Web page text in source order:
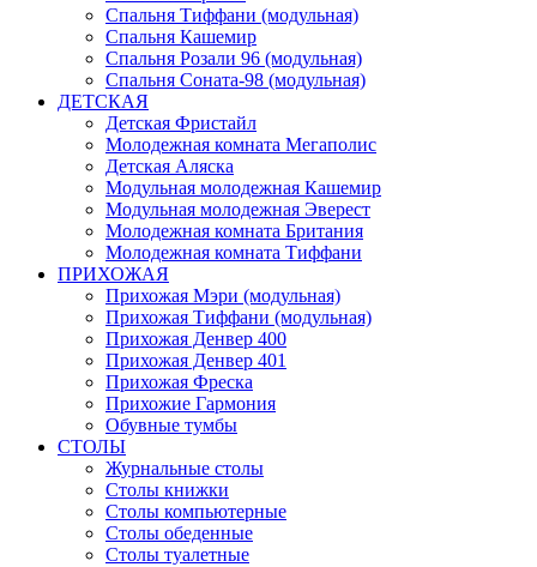
Спальня Тиффани (модульная)
Спальня Кашемир
Спальня Розали 96 (модульная)
Спальня Соната-98 (модульная)
ДЕТСКАЯ
Детская Фристайл
Молодежная комната Мегаполис
Детская Аляска
Модульная молодежная Кашемир
Модульная молодежная Эверест
Молодежная комната Британия
Молодежная комната Тиффани
ПРИХОЖАЯ
Прихожая Мэри (модульная)
Прихожая Тиффани (модульная)
Прихожая Денвер 400
Прихожая Денвер 401
Прихожая Фреска
Прихожие Гармония
Обувные тумбы
СТОЛЫ
Журнальные столы
Столы книжки
Столы компьютерные
Столы обеденные
Столы туалетные